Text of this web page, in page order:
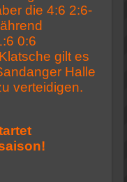
die 4:6 2:6-
0:6
gilt es
Halle
verteidigen.